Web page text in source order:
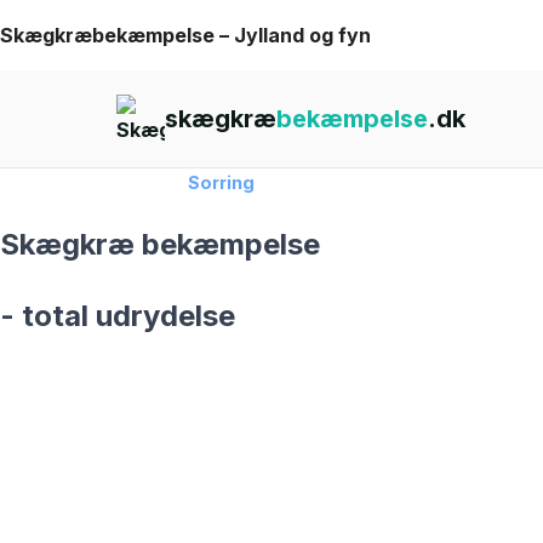
Skip
Skægkræbekæmpelse – Jylland og fyn
skægkræbekæmpelse.dk
Sorring
Skægkræ bekæmpelse
- total udrydelse